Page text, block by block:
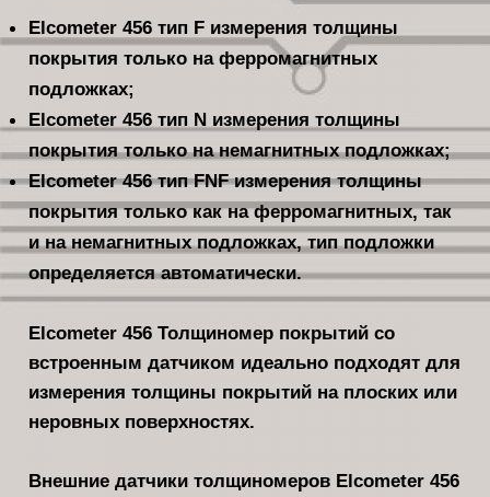
Elcometer 456 тип F измерения толщины
покрытия только на ферромагнитных
подложках;
Elcometer 456 тип N измерения толщины
покрытия только на немагнитных подложках;
Elcometer 456 тип FNF измерения толщины
покрытия только как на ферромагнитных, так
и на немагнитных подложках, тип подложки
определяется автоматически.
Elcometer 456 Толщиномер покрытий со
встроенным датчиком идеально подходят для
измерения толщины покрытий на плоских или
неровных поверхностях.
Внешние датчики толщиномеров Elcometer 456